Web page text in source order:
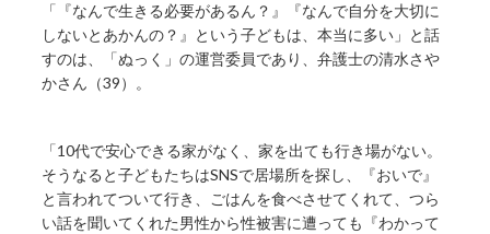
「『なんで生きる必要があるん？』『なんで自分を大切に
しないとあかんの？』という子どもは、本当に多い」と話
すのは、「ぬっく」の運営委員であり、弁護士の清水さや
かさん（39）。
「10代で安心できる家がなく、家を出ても行き場がない。
そうなると子どもたちはSNSで居場所を探し、『おいで』
と言われてついて行き、ごはんを食べさせてくれて、つら
い話を聞いてくれた男性から性被害に遭っても『わかって